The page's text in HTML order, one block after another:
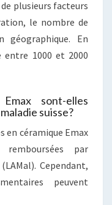
plusieurs facteurs
le nombre de
En
1000 et 2000
sont-elles
suisse?
en céramique Emax
par
Cependant,
peuvent